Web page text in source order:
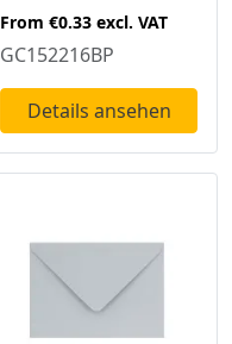
From €0.33 excl. VAT
GC152216BP
Details ansehen